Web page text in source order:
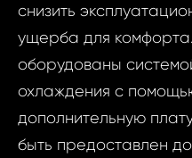
снизить
ущерба для
оборудованы
охлаждения с
дополнительную
быть предоставлен